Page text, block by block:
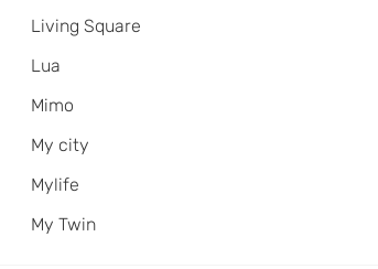
Living Square
Lua
Mimo
My city
Mylife
My Twin